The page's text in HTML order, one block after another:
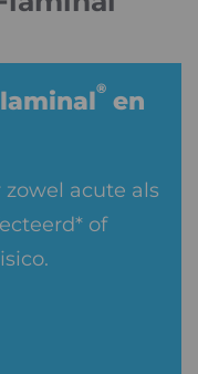
® en
acute als
of